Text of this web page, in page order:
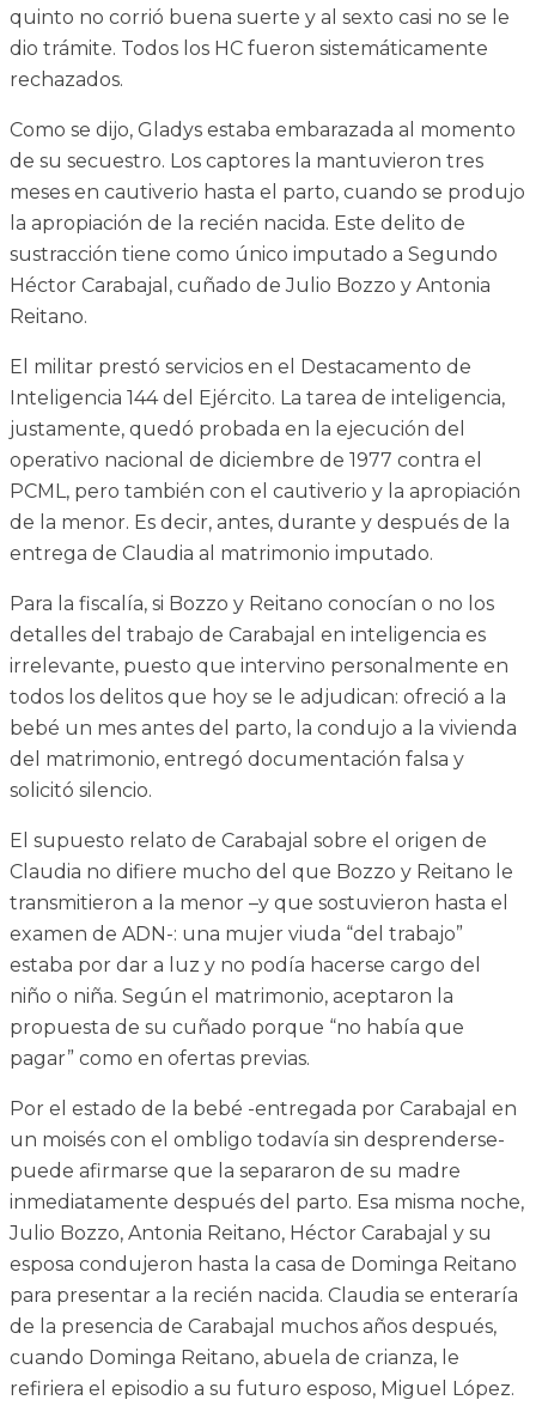
quinto no corrió buena suerte y al sexto casi no se le
dio trámite. Todos los HC fueron sistemáticamente
rechazados.
Como se dijo, Gladys estaba embarazada al momento
de su secuestro. Los captores la mantuvieron tres
meses en cautiverio hasta el parto, cuando se produjo
la apropiación de la recién nacida. Este delito de
sustracción tiene como único imputado a Segundo
Héctor Carabajal, cuñado de Julio Bozzo y Antonia
Reitano.
El militar prestó servicios en el Destacamento de
Inteligencia 144 del Ejército. La tarea de inteligencia,
justamente, quedó probada en la ejecución del
operativo nacional de diciembre de 1977 contra el
PCML, pero también con el cautiverio y la apropiación
de la menor. Es decir, antes, durante y después de la
entrega de Claudia al matrimonio imputado.
Para la fiscalía, si Bozzo y Reitano conocían o no los
detalles del trabajo de Carabajal en inteligencia es
irrelevante, puesto que intervino personalmente en
todos los delitos que hoy se le adjudican: ofreció a la
bebé un mes antes del parto, la condujo a la vivienda
del matrimonio, entregó documentación falsa y
solicitó silencio.
El supuesto relato de Carabajal sobre el origen de
Claudia no difiere mucho del que Bozzo y Reitano le
transmitieron a la menor –y que sostuvieron hasta el
examen de ADN-: una mujer viuda “del trabajo”
estaba por dar a luz y no podía hacerse cargo del
niño o niña. Según el matrimonio, aceptaron la
propuesta de su cuñado porque “no había que
pagar” como en ofertas previas.
Por el estado de la bebé -entregada por Carabajal en
un moisés con el ombligo todavía sin desprenderse-
puede afirmarse que la separaron de su madre
inmediatamente después del parto. Esa misma noche,
Julio Bozzo, Antonia Reitano, Héctor Carabajal y su
esposa condujeron hasta la casa de Dominga Reitano
para presentar a la recién nacida. Claudia se enteraría
de la presencia de Carabajal muchos años después,
cuando Dominga Reitano, abuela de crianza, le
refiriera el episodio a su futuro esposo, Miguel López.